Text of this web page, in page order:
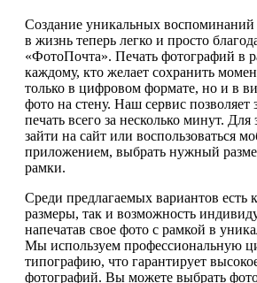
Создание уникальных
в жизнь теперь легко и просто
«ФотоПочта». Печать фотографий в
каждому, кто желает сохранить
только в цифровом формате, но и в
фото на стену. Наш сервис позволяет
печать всего за несколько минут. Для
зайти на сайт или воспользоваться
приложением, выбрать нужный
рамки.
Среди предлагаемых вариантов есть
размеры, так и возможность
напечатав свое фото с рамкой в
Мы используем профессиональную
типографию, что гарантирует
фотографий. Вы можете выбрать